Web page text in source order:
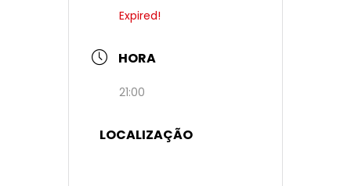
Expired!
HORA
21:00
LOCALIZAÇÃO